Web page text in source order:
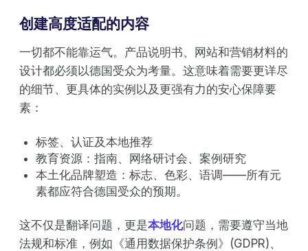
创建高度适配的内容
一切都不能靠运气。产品说明书、网站和营销材料的
设计都必须以德国受众为考量。这意味着需要更详尽
的细节、更具体的实例以及更强有力的安心保障要
素：
标签、认证及本地推荐
教育资源：指南、网络研讨会、案例研究
本土化品牌塑造：标志、色彩、语调——所有元
素都应符合德国受众的预期。
这不仅是翻译问题，更是本地化问题，需要遵守当地
法规和标准，例如《通用数据保护条例》(GDPR)、